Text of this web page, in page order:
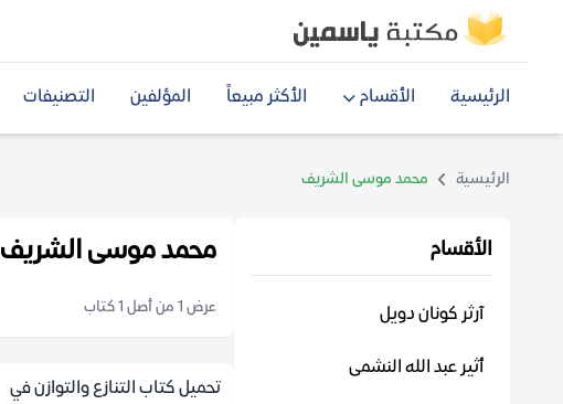
الرئيسية الأقسام الأكثر مبيعاً المؤلفين التصنيفات
الرئيسية محمد موسى الشريف
الأقسام
آرثر كونان دويل
أثير عبد الله النشمى
محمد موسى الشريف
عرض 1 من أصل 1 كتاب
تحميل كتاب التنازع والتوازن في